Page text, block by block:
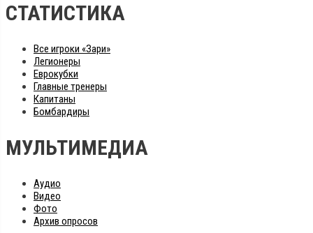
СТАТИСТИКА
Все игроки «Зари»
Легионеры
Еврокубки
Главные тренеры
Капитаны
Бомбардиры
МУЛЬТИМЕДИА
Аудио
Видео
Фото
Архив опросов